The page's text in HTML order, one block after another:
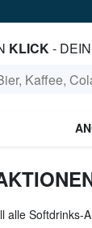
KLICK-
alle Softdrinks-